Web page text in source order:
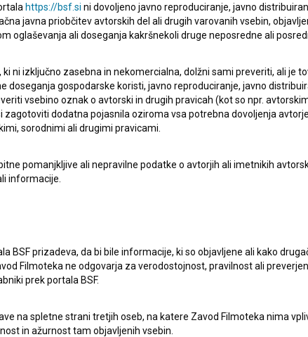
https://bsf.si ni dovoljeno javno reproduciranje, javno
javna priobčitev avtorskih del ali drugih varovanih vsebin,
oglaševanja ali doseganja kakršnekoli druge neposredne ali
ni izključno zasebna in nekomercialna, dolžni sami preveriti, ali je
doseganja gospodarske koristi, javno reproduciranje, javno
vsebino oznak o avtorski in drugih pravicah (kot so npr.
dodatna pojasnila oziroma vsa potrebna dovoljenja
sorodnimi ali drugimi pravicami.
pomanjkljive ali nepravilne podatke o avtorjih ali imetnikih
informacije.
BSF prizadeva, da bi bile informacije, ki so objavljene ali kako
Filmoteka ne odgovarja za verodostojnost, pravilnost ali
prek portala BSF.
na spletne strani tretjih oseb, na katere Zavod Filmoteka nima
in ažurnost tam objavljenih vsebin.